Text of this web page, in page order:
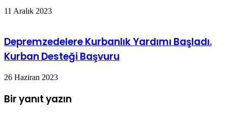
11 Aralık 2023
Depremzedelere Kurbanlık Yardımı Başladı.
Kurban Desteği Başvuru
26 Haziran 2023
Bir yanıt yazın